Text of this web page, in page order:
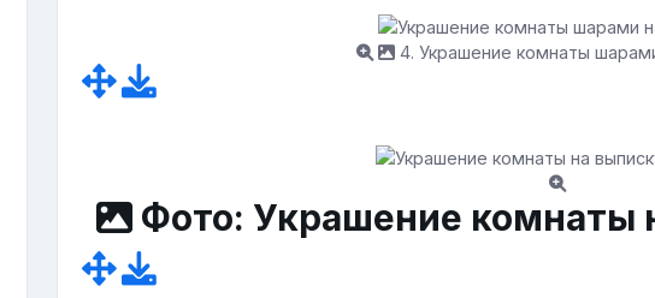
4. Украшение комнаты
Фото: Украшение комнаты